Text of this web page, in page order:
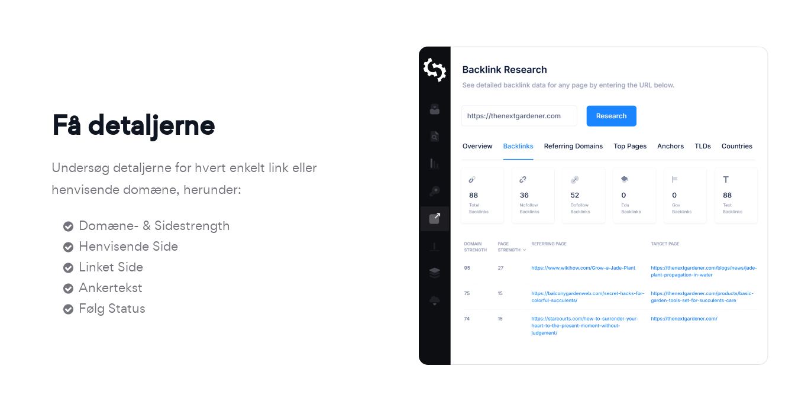
Få detaljerne
Undersøg detaljerne for hvert enkelt link eller
henvisende domæne, herunder:
Domæne- & Sidestrength
Henvisende Side
Linket Side
Ankertekst
Følg Status